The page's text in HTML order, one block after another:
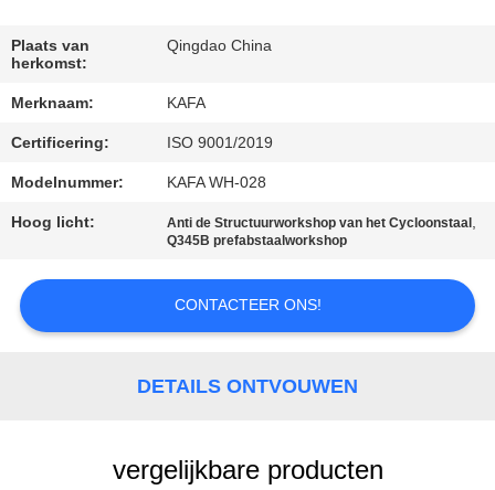
KWALITEITSCONTROLE
NEEM
CONTACT
MET
OP
Plaats van
herkomst:
Qingdao China
Merknaam: KAFA
Certificering: ISO 9001/2019
Modelnummer: KAFA WH-028
Hoog licht: Anti de Structuurworkshop van het Cycloonstaal ,
Q345B prefabstaalworkshop
CONTACTEER ONS!
DETAILS ONTVOUWEN
vergelijkbare producten